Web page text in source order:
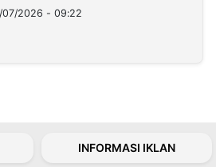
07/2026 - 09:22
INFORMASI IKLAN